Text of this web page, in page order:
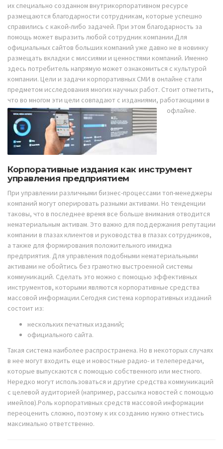
их специально созданном внутрикорпоративном ресурсе
размещаются благодарности сотрудникам, которые успешно
справились с какой-либо задачей. При этом благодарность за
помощь может выразить любой сотрудник компании.Для
официальных сайтов больших компаний уже давно не в новинку
размещать вкладки с миссиями и ценностями компаний. Именно
здесь потребитель напрямую может ознакомиться с культурой
компании. Цели и задачи корпоративных СМИ в онлайне стали
предметом исследования многих научных работ. Стоит отметить,
что во многом эти цели совпадают с изданиями, работающими в
офлайне.
Корпоративные издания как инструмент
управления предприятием
При управлении различными бизнес-процессами топ-менеджеры
компаний могут оперировать разными активами. Но тенденции
таковы, что в последнее время все больше внимания отводится
нематериальным активам. Это важно для поддержания репутации
компании в глазах клиентов и руководства в глазах сотрудников,
а также для формирования положительного имиджа
предприятия. Для управления подобными нематериальными
активами не обойтись без грамотно выстроенной системы
коммуникаций. Сделать это можно с помощью эффективных
инструментов, которыми являются корпоративные средства
массовой информации.Сегодня система корпоративных изданий
состоит из:
нескольких печатных изданий;
официального сайта.
Такая система наиболее распространена. Но в некоторых случаях
в нее могут входить еще и новостные радио- и телепередачи,
которые выпускаются с помощью собственного или местного.
Нередко могут использоваться и другие средства коммуникаций
с целевой аудиторией (например, рассылка новостей с помощью
имейлов).Роль корпоративных средств массовой информации
переоценить сложно, поэтому к их созданию нужно отнестись
максимально ответственно.